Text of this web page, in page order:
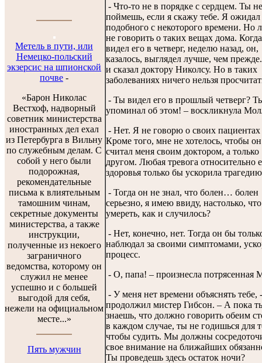
Метель в пути, или
Немецко-польский
экзерсис на шпионской
почве -
«Барон Николас
Вестхоф, надворный
советник министерства
иностранных дел ехал
из Петербурга в Вильну
по служебным делам. С
собой у него были
подорожная,
рекомендательные
письма к влиятельным
тамошним чинам,
секретные документы
министерства, а также
инструкции,
полученные из некоего
заграничного
ведомства, которому он
служил не менее
успешно и с большей
выгодой для себя,
нежели на официальном
месте...»
Пять мужчин
- Что-то не в порядке с сердцем. Ты не
поймешь, если я скажу тебе. Я ожидал
подобного с некоторого времени. Но
не говорить о таких вещах дома.
видел его в четверг, неделю назад, он,
казалось, выглядел лучше, чем
и сказал доктору Николсу. Но в таких
заболеваниях ничего нельзя
- Ты видел его в прошлый четверг?
упоминал об этом! – воскликнула
- Нет. Я не говорю о своих
Кроме того, мне не хотелось, чтобы он
считал меня своим доктором, а только
другом. Любая тревога относительно
здоровья только бы ускорила
- Тогда он не знал, что болен… болен
серьезно, я имею ввиду, настолько,
умереть, как и случилось?
- Нет, конечно, нет. Тогда он бы
наблюдал за своими симптомами,
процесс.
- О, папа! – произнесла потрясенная
- У меня нет времени объяснять тебе, -
продолжил мистер Гибсон. – А пока
знаешь, что должно говорить обеим
в каждом случае, ты не годишься для
чтобы судить. Мы должны
свое внимание на ближайших
Ты проведешь здесь остаток ночи?